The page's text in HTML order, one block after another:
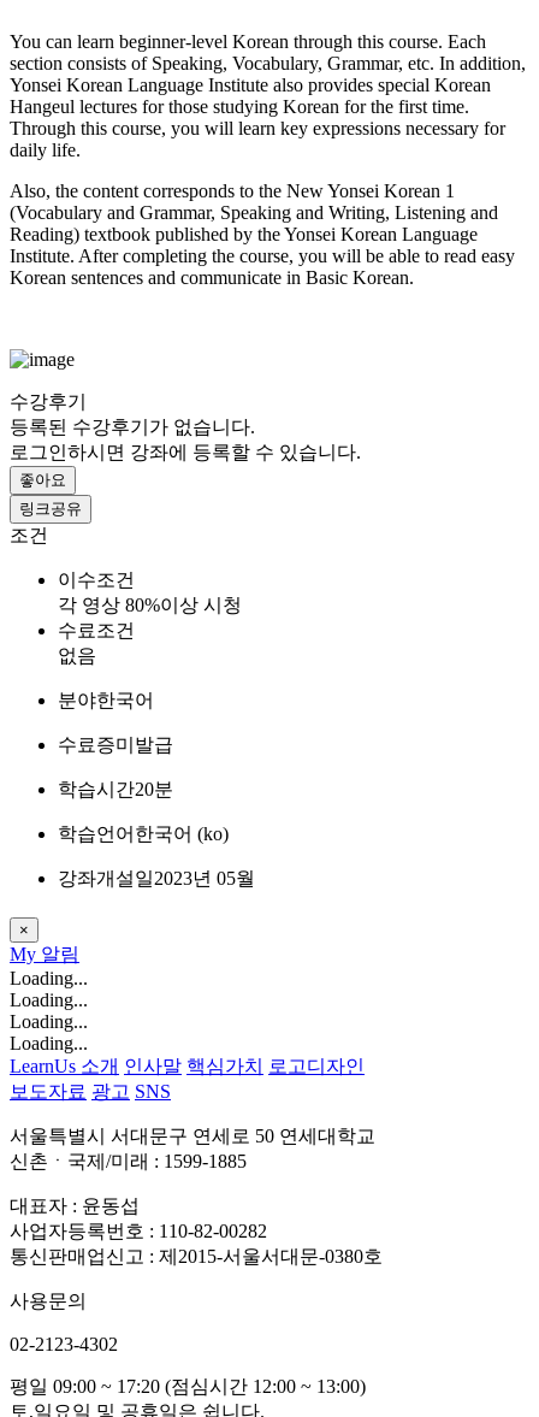
You can learn beginner-level Korean through this course. Each
section consists of Speaking, Vocabulary, Grammar, etc. In addition,
Yonsei Korean Language Institute also provides special Korean
Hangeul lectures for those studying Korean for the first time.
Through this course, you will learn key expressions necessary for
daily life.
Also, the content corresponds to the New Yonsei Korean 1
(Vocabulary and Grammar, Speaking and Writing, Listening and
Reading) textbook published by the Yonsei Korean Language
Institute. After completing the course, you will be able to read easy
Korean sentences and communicate in Basic Korean.
수강후기
등록된 수강후기가 없습니다.
로그인하시면 강좌에 등록할 수 있습니다.
좋아요
링크공유
조건
이수조건
각 영상 80%이상 시청
수료조건
없음
분야한국어
수료증미발급
학습시간20분
학습언어 한국어 ‎(ko)‎
강좌개설일2023년 05월
×
My 알림
Loading...
Loading...
Loading...
Loading...
LearnUs 소개 인사말 핵심가치
로고디자인
보도자료 광고 SNS
서울특별시 서대문구 연세로 50 연세대학교
신촌ㆍ국제/미래 : 1599-1885
대표자 : 윤동섭
사업자등록번호 : 110-82-00282
통신판매업신고 : 제2015-서울서대문-0380호
사용문의
02-2123-4302
평일 09:00 ~ 17:20 (점심시간 12:00 ~ 13:00)
토,일요일 및 공휴일은 쉽니다.